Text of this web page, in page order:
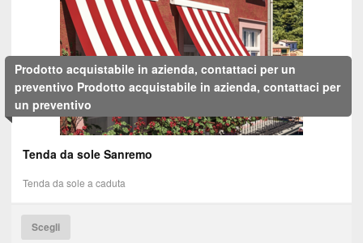
Prodotto acquistabile in azienda, contattaci per un
preventivo Prodotto acquistabile in azienda, contattaci per
un preventivo
Tenda da sole Sanremo
Tenda da sole a caduta
Scegli